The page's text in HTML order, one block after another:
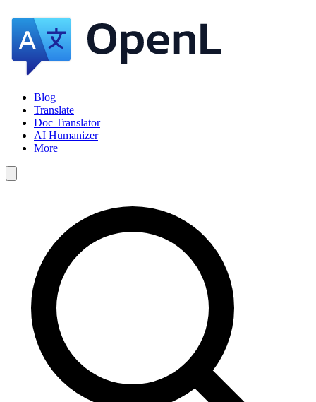
Blog
Translate
Doc Translator
AI Humanizer
More